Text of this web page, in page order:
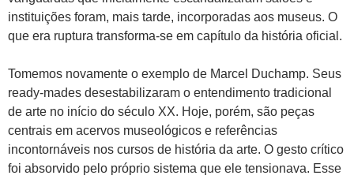
instituições foram, mais tarde, incorporadas aos museus. O
que era ruptura transforma-se em capítulo da história oficial.
Tomemos novamente o exemplo de Marcel Duchamp. Seus
ready-mades desestabilizaram o entendimento tradicional
de arte no início do século XX. Hoje, porém, são peças
centrais em acervos museológicos e referências
incontornáveis nos cursos de história da arte. O gesto crítico
foi absorvido pelo próprio sistema que ele tensionava. Esse